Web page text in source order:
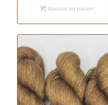
Ajouter au panier